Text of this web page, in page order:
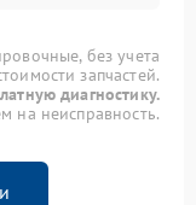
без учета
запчастей.
диагностику.
на неисправность.